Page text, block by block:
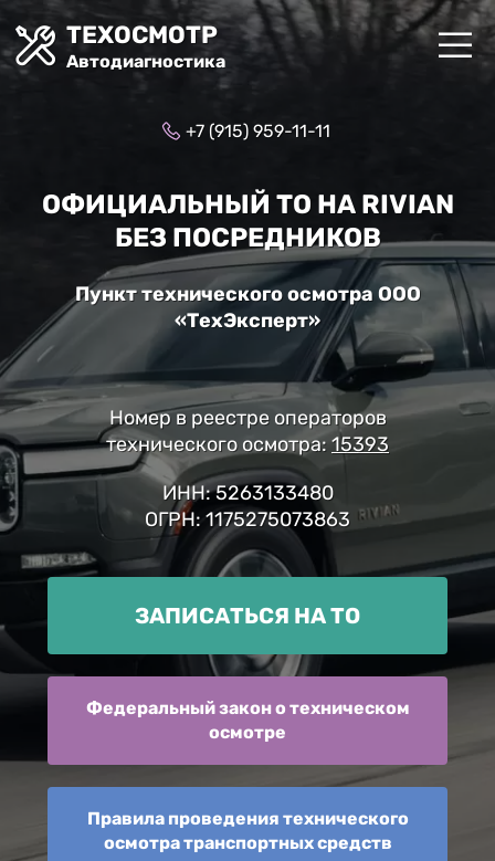
ТЕХОСМОТР
Автодиагностика
+7 (915) 959-11-11
ОФИЦИАЛЬНЫЙ ТО НА RIVIAN
БЕЗ ПОСРЕДНИКОВ
Пункт технического осмотра ООО
«ТехЭксперт»
Номер в реестре операторов
технического осмотра:15393
ИНН: 5263133480
ОГРН: 1175275073863
ЗАПИСАТЬСЯ НА ТО
Федеральный закон о техническом
осмотре
Правила проведения технического
осмотра транспортных средств